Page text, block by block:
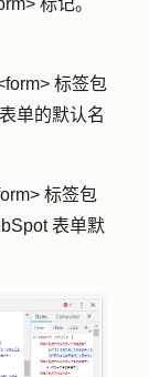
标签包
单的默认名
标签包
表单默